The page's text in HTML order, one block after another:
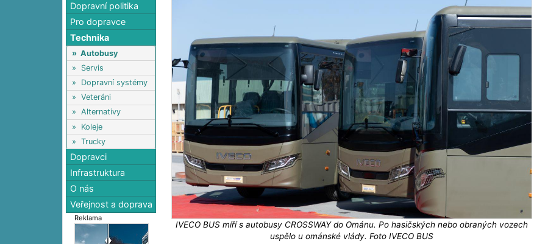
Dopravní politika
Pro dopravce
Technika
» Autobusy
» Servis
» Dopravní systémy
» Veteráni
» Alternativy
» Koleje
» Trucky
Dopravci
Infrastruktura
O nás
Veřejnost a doprava
Reklama
IVECO BUS míří s autobusy CROSSWAY do Ománu. Po hasičských nebo obraných vozech
uspělo u ománské vlády. Foto IVECO BUS